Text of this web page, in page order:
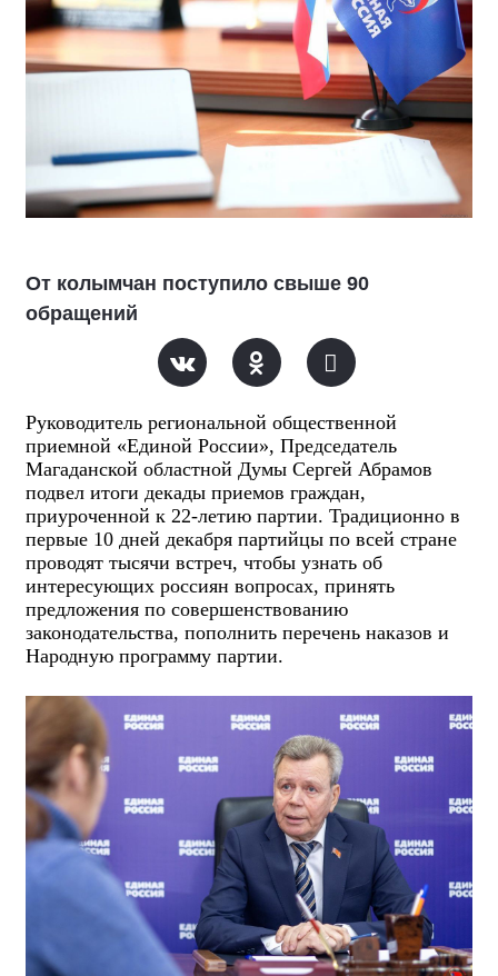
От колымчан поступило свыше 90
обращений
Руководитель региональной общественной
приемной «Единой России», Председатель
Магаданской областной Думы Сергей Абрамов
подвел итоги декады приемов граждан,
приуроченной к 22-летию партии. Традиционно в
первые 10 дней декабря партийцы по всей стране
проводят тысячи встреч, чтобы узнать об
интересующих россиян вопросах, принять
предложения по совершенствованию
законодательства, пополнить перечень наказов и
Народную программу партии.